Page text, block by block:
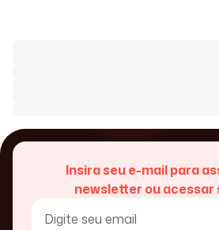
Insira seu e-mail para
newsletter ou acessar